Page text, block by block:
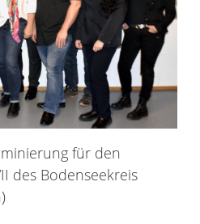
für den
des Bodenseekreis